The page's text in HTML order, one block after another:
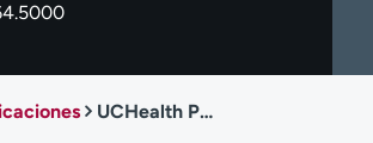
Carreras
UCHealth Palliative Care - Memorial Hospital North